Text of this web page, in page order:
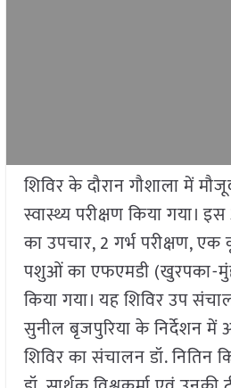
शिविर के दौरान गौशाला में
स्वास्थ्य परीक्षण किया गया।
का उपचार, 2 गर्भ परीक्षण, एक
पशुओं का एफएमडी (खुरपका-
किया गया। यह शिविर उप
सुनील बृजपुरिया के निर्देशन में
शिविर का संचालन डॉ. नितिन